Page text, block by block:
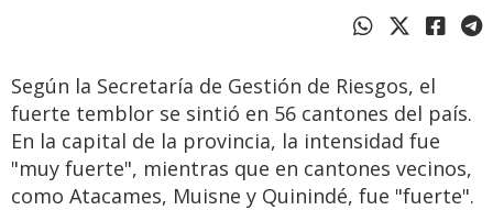
Según la Secretaría de Gestión de Riesgos, el
fuerte temblor se sintió en 56 cantones del país.
En la capital de la provincia, la intensidad fue
"muy fuerte", mientras que en cantones vecinos,
como Atacames, Muisne y Quinindé, fue "fuerte".